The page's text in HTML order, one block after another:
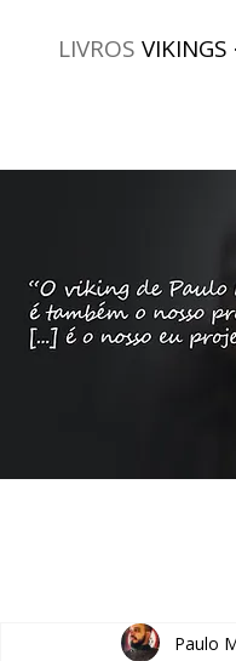
LIVROS VIKINGS
Paulo